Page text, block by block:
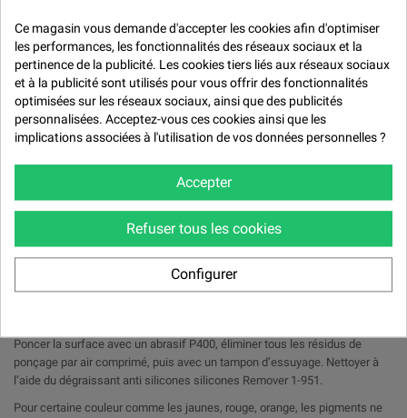
manifestement et visiblement détériorés, incomplets ou comportant
des objets abîmés.)
Teinte TVR à la demande.
Poncer la surface avec un abrasif P400, éliminer tous les résidus de
ponçage par air comprimé, puis avec un tampon d’essuyage. Nettoyer à
l’aide du dégraissant anti silicones silicones Remover 1-951.
Pour certaine couleur comme les jaunes, rouge, orange, les pigments ne
Ce magasin vous demande d'accepter les cookies afin d'optimiser
les performances, les fonctionnalités des réseaux sociaux et la
pertinence de la publicité. Les cookies tiers liés aux réseaux sociaux
et à la publicité sont utilisés pour vous offrir des fonctionnalités
optimisées sur les réseaux sociaux, ainsi que des publicités
personnalisées. Acceptez-vous ces cookies ainsi que les
implications associées à l'utilisation de vos données personnelles ?
Accepter
Refuser tous les cookies
Configurer